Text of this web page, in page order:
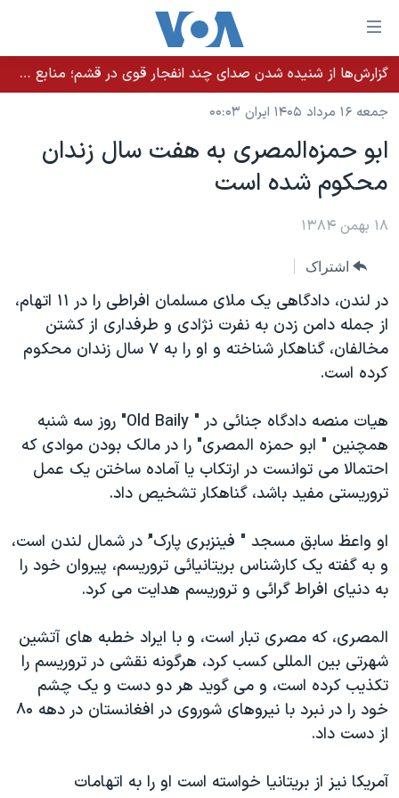
لینکهای
قابل
دسترسی
جهش
محتوای
اصلی
به
اصلی
جهش
به
جستجو
خانه
نسخه سبک وب‌سایت
موضوع ها
ایران
آمریکا
گزیده‌ها
ویژه برنامه‌ها
فرهنگ و زندگی
حقوق شهروندی
اقتصادی
اسرائیل در جنگ
گالری عکس
برنامه های تلویزیونی
جدول برنامه ها
صفحه‌های ویژه
عملیات خشم حماسی
۲۵۰سالگی آمریکا
مستندها
انتخابات ریاست جمهوری آمریکا ۲۰۲۴
حمله جمهوری اسلامی به اسرائیل
ورزش زنان در ایران
اعتراضات زن، زندگی، آزادی
تریبونال مردمی آبان ۹۸
دادگاه حمید نوری
چهل سال گروگان‌گیری
قانون شفافیت دارائی کادر رهبری ایران
فرکانس‌های صدای آمریکا
پخش رادیویی
یادگیری زبان انگلیسی
دنبال کنید
زبانهای مختلف
گزارش‌ها از شنیده شدن صدای چند انفجار قوی در قشم؛ منابع حکومتی می‌گویند درگیری در تنگه هرمز بود
جمعه ۱۶ مرداد ۱۴۰۵ ایران ۰۰:۰۳
ابو حمزه المصری به هفت سال زندان
محکوم شده است
۱۸ بهمن ۱۳۸۴
اشتراک
در لندن، دادگاهی یک ملای مسلمان افراطی را در ۱۱ اتهام،
از جمله دامن زدن به نفرت نژادی و طرفداری از کشتن
مخالفان، گناهکار شناخته و او را به ۷ سال زندان محکوم
کرده است.
هیات منصه دادگاه جنائی در " Old Baily" روز سه شنبه
همچنین " ابو حمزه المصری" را در مالک بودن موادی که
احتمالا می توانست در ارتکاب یا آماده ساختن یک عمل
تروریستی مفید باشد، گناهکار تشخیص داد.
او واعظ سابق مسجد " فینزبری پارک"َ در شمال لندن است،
و به گفته یک کارشناس بریتانیائی تروریسم، پیروان خود را
به دنیای افراط گرائی و تروریسم هدایت می کرد.
المصری، که مصری تبار است، و با ایراد خطبه های آتشین
شهرتی بین المللی کسب کرد، هرگونه نقشی در تروریسم را
تکذیب کرده است، و می گويد هر دو دست و یک چشم
خود را در نبرد با نیروهای شوروی در افغانستان در دهه ۸۰
از دست داد.
آمریکا نیز از بریتانیا خواسته است او را به اتهامات